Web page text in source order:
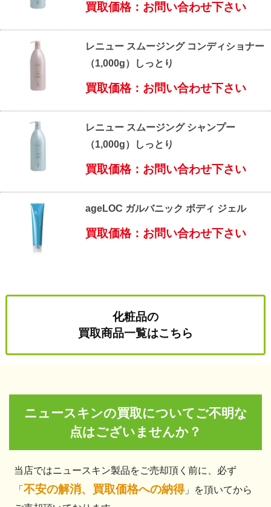
買取価格：お問い合わせ下さい
レニュー スムージング コンディショナー
（1,000g）しっとり
買取価格：お問い合わせ下さい
レニュー スムージング シャンプー
（1,000g）しっとり
買取価格：お問い合わせ下さい
ageLOC ガルバニック ボディ ジェル
買取価格：お問い合わせ下さい
化粧品の
買取商品一覧はこちら
ニュースキンの買取についてご不明な
点はございませんか？
当店ではニュースキン製品をご売却頂く前に、必ず
「不安の解消、買取価格への納得」を頂いてから